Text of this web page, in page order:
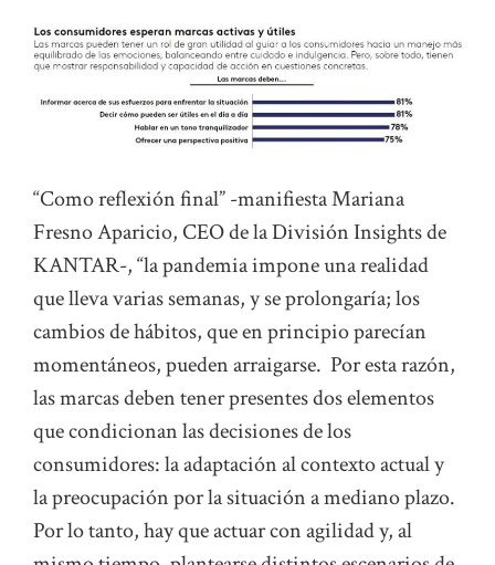
“Como reflexión final” -manifiesta Mariana
Fresno Aparicio, CEO de la División Insights de
KANTAR-, “la pandemia impone una realidad
que lleva varias semanas, y se prolongaría; los
cambios de hábitos, que en principio parecían
momentáneos, pueden arraigarse. Por esta razón,
las marcas deben tener presentes dos elementos
que condicionan las decisiones de los
consumidores: la adaptación al contexto actual y
la preocupación por la situación a mediano plazo.
Por lo tanto, hay que actuar con agilidad y, al